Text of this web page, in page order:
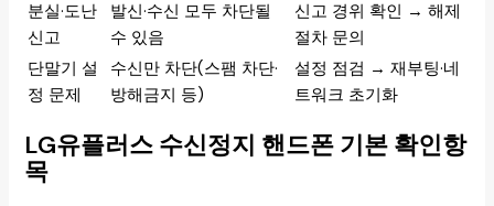
분실·도난
신고
발신·수신 모두 차단될
수 있음
신고 경위 확인 → 해제
절차 문의
단말기 설
정 문제
수신만 차단(스팸 차단·
방해금지 등)
설정 점검 → 재부팅·네
트워크 초기화
LG유플러스 수신정지 핸드폰 기본 확인항
목